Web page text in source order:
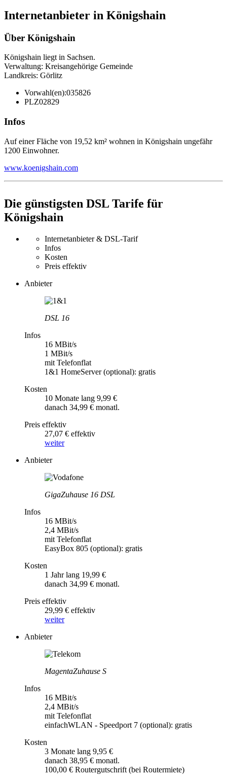
Internetanbieter in Königshain
Über Königshain
Königshain liegt in Sachsen.
Verwaltung: Kreisangehörige Gemeinde
Landkreis: Görlitz
Vorwahl(en):035826
PLZ02829
Infos
Auf einer Fläche von 19,52 km² wohnen in Königshain ungefähr
1200 Einwohner.
www.koenigshain.com
Die günstigsten DSL Tarife für
Königshain
Internetanbieter & DSL-Tarif
Infos
Kosten
Preis effektiv
Anbieter
DSL 16
Infos
16 MBit/s
1 MBit/s
mit Telefonflat
1&1 HomeServer (optional): gratis
Kosten
10 Monate lang 9,99 €
danach 34,99 € monatl.
Preis effektiv
27,07 € effektiv
weiter
Anbieter
GigaZuhause 16 DSL
Infos
16 MBit/s
2,4 MBit/s
mit Telefonflat
EasyBox 805 (optional): gratis
Kosten
1 Jahr lang 19,99 €
danach 34,99 € monatl.
Preis effektiv
29,99 € effektiv
weiter
Anbieter
MagentaZuhause S
Infos
16 MBit/s
2,4 MBit/s
mit Telefonflat
einfachWLAN - Speedport 7 (optional): gratis
Kosten
3 Monate lang 9,95 €
danach 38,95 € monatl.
100,00 € Routergutschrift (bei Routermiete)